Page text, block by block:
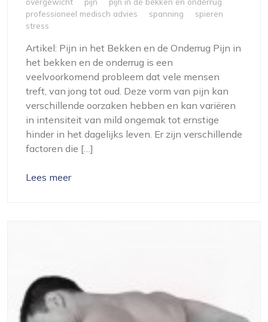
professioneel medisch advies
spanning
spieren
stress
Artikel: Pijn in het Bekken en de Onderrug Pijn in
het bekken en de onderrug is een
veelvoorkomend probleem dat vele mensen
treft, van jong tot oud. Deze vorm van pijn kan
verschillende oorzaken hebben en kan variëren
in intensiteit van mild ongemak tot ernstige
hinder in het dagelijks leven. Er zijn verschillende
factoren die […]
Lees meer